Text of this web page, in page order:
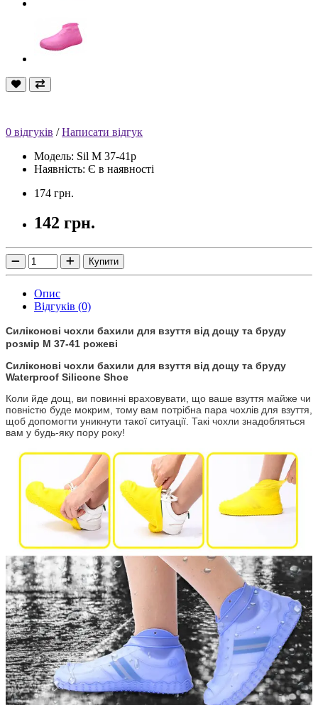
0 відгуків /Написати відгук
Модель: Sil M 37-41p
Наявність: Є в наявності
174 грн.
142 грн.
Купити
Опис
Відгуків (0)
Силіконові чохли бахили для взуття від дощу та бруду
розмір M 37-41 рожеві
Силіконові чохли бахили для взуття від дощу та бруду
Waterproof Silicone Shoe
Коли йде дощ, ви повинні враховувати, що ваше взуття майже чи
повністю буде мокрим, тому вам потрібна пара чохлів для взуття,
щоб допомогти уникнути такої ситуації. Такі чохли знадобляться
вам у будь-яку пору року!